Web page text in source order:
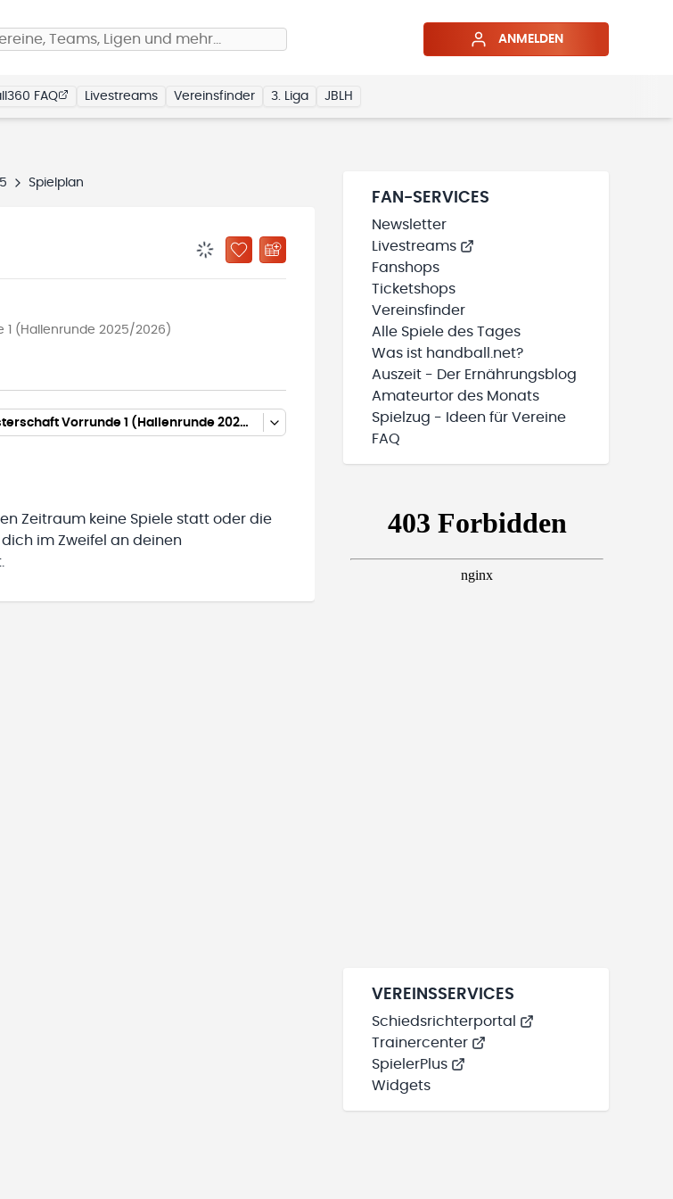
Teams, Ligen und mehr… ANMELDEN
FAQ Livestreams Vereinsfinder 3. Liga JBLH
Spielplan
BENACHRICHTIGUNGSSTATUS WIRD GELADEN
ZU „MEINE TEAMS“ HINZUFÜGEN
(Hallenrunde 2025/2026)
männliche Jugend E Stadtmeisterschaft Vorrunde 1 (Hallenrunde 2025/2026)
Zeitraum keine Spiele statt oder die
im Zweifel an deinen
FAN-SERVICES
Newsletter
Livestreams
Fanshops
Ticketshops
Vereinsfinder
Alle Spiele des Tages
Was ist handball.net?
Auszeit - Der Ernährungsblog
Amateurtor des Monats
Spielzug - Ideen für Vereine
FAQ
VEREINSSERVICES
Schiedsrichterportal
Trainercenter
SpielerPlus
Widgets